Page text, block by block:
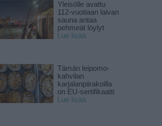
Yleisölle avattu
112-vuotiaan laivan
sauna antaa
pehmeät löylyt
Lue lisää
Tämän leipomo-
kahvilan
karjalanpiirakoilla
on EU-sertifikaatti
Lue lisää